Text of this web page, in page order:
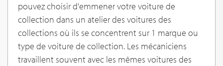
pouvez choisir d'emmener votre voiture de
collection dans un atelier des voitures des
collections où ils se concentrent sur 1 marque ou
type de voiture de collection. Les mécaniciens
travaillent souvent avec les mêmes voitures des